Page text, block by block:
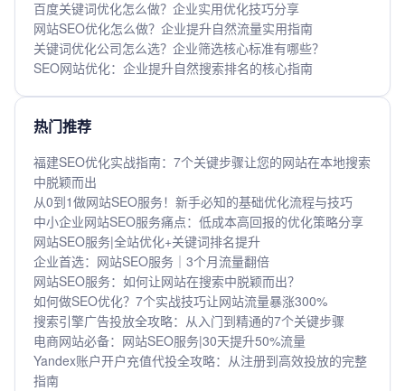
百度关键词优化怎么做？企业实用优化技巧分享
网站SEO优化怎么做？企业提升自然流量实用指南
关键词优化公司怎么选？企业筛选核心标准有哪些？
SEO网站优化：企业提升自然搜索排名的核心指南
热门推荐
福建SEO优化实战指南：7个关键步骤让您的网站在本地搜索
中脱颖而出
从0到1做网站SEO服务！新手必知的基础优化流程与技巧
中小企业网站SEO服务痛点：低成本高回报的优化策略分享
网站SEO服务|全站优化+关键词排名提升
企业首选：网站SEO服务｜3个月流量翻倍
网站SEO服务：如何让网站在搜索中脱颖而出？
如何做SEO优化？7个实战技巧让网站流量暴涨300%
搜索引擎广告投放全攻略：从入门到精通的7个关键步骤
电商网站必备：网站SEO服务|30天提升50%流量
Yandex账户开户充值代投全攻略：从注册到高效投放的完整
指南